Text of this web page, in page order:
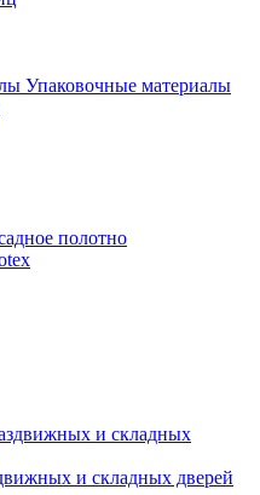
Упаковочные материалы
полотно
и складных дверей